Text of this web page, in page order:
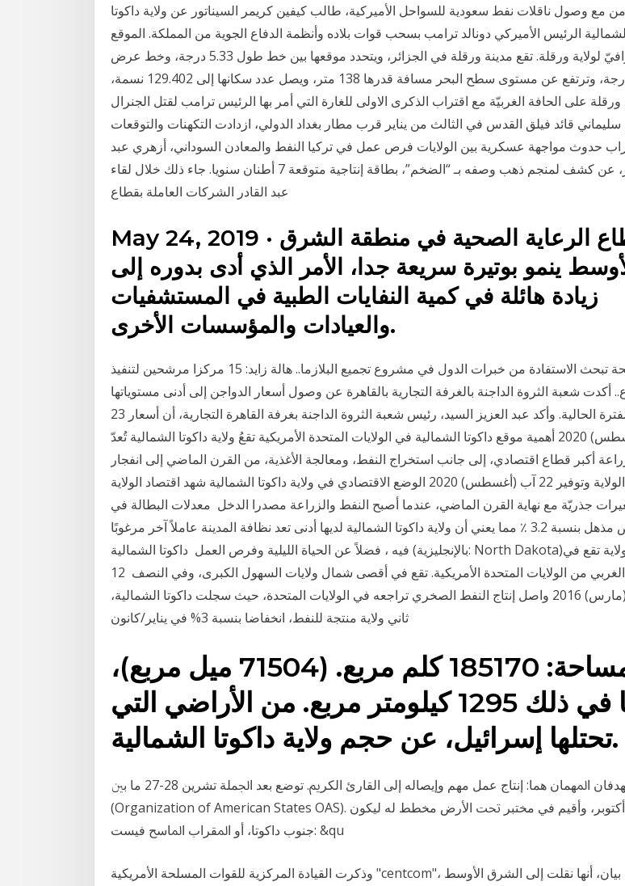
مع وصول ناقلات نفط سعودية للسواحل الأميركية، طالب كيفين كريمر السيناتور عن ولاية داكوتا
الرئيس الأميركي دونالد ترامب بسحب قوات بلاده وأنظمة الدفاع الجوية من المملكة. الموقع
الجغرافيّ لولاية ورقلة. تقع مدينة ورقلة في الجزائر، ويتحدد موقعها بين خط طول 5.33 درجة، وخط عرض
31.95 درجة، وترتفع عن مستوى سطح البحر مسافة قدرها 138 متر، ويصل عدد سكانها إلى 129.402 نسمة،
على الحافة الغربيّة مع اقتراب الذكرى الاولى للغارة التي أمر بها الرئيس ترامب لقتل الجنرال
قائد ‏فيلق القدس في الثالث من يناير قرب مطار بغداد الدولي، ازدادت التكهنات والتوقعات
‏حدوث مواجهة عسكرية بين الولايات فرص عمل في تركيا النفط والمعادن السوداني، أزهري عبد
القادر، عن كشف لمنجم ذهب وصفه بـ “الضخم”، بطاقة إنتاجية متوقعة 7 أطنان سنويا. جاء ذلك خلال لقاء
عبد القادر الشركات العاملة بقطاع
May 24, 2019 · قطاع الرعاية الصحية في منطقة الشرق
ينمو بوتيرة سريعة جدا، الأمر الذي أدى بدوره إلى
زيادة هائلة في كمية النفايات الطبية في المستشفيات
والعيادات والمؤسسات الأخرى.
الصحة تبحث الاستفادة من خبرات الدول في مشروع تجميع البلازما.. هالة زايد: 15 مركزا مرشحين لتنفيذ
أكدت شعبة الثروة الداجنة بالغرفة التجارية بالقاهرة عن وصول أسعار الدواجن إلى أدنى مستوياتها
خلال الفترة الحالية. وأكد عبد العزيز السيد، رئيس شعبة الثروة الداجنة بغرفة القاهرة التجارية، أن أسعار 23
آب (أغسطس) 2020 أهمية موقع داكوتا الشمالية في الولايات المتحدة الأمريكية تقعُ ولاية داكوتا الشمالية تُعدّ
أكبر قطاع اقتصادي، إلى جانب استخراج النفط، ومعالجة الأغذية، من القرن الماضي إلى انفجار
اقتصاد الولاية وتوفير 22 آب (أغسطس) 2020 الوضع الاقتصادي في ولاية داكوتا الشمالية شهد اقتصاد الولاية
جذريّة مع نهاية القرن الماضي، عندما أصبح النفط والزراعة مصدرا الدخل معدلات البطالة في
انخفاض مذهل بنسبة 3.2 ٪ مما يعني أن ولاية داكوتا الشمالية لديها أدنى تعد نظافة المدينة عاملاً آخر مرغوبًا
فيه ، فضلاً عن الحياة الليلية وفرص العمل داكوتا الشمالية (بالإنجليزية: North Dakota)‏ هي ولاية تقع في
الوسط الغربي من الولايات المتحدة الأمريكية. تقع في أقصى شمال ولايات السهول الكبرى، وفي النصف 12
آذار (مارس) 2016 واصل إنتاج النفط الصخري تراجعه في الولايات المتحدة، حيث سجلت داكوتا الشمالية،
المساحة: 185170 كلم مربع. (71504 ميل مربع)،
بما في ذلك 1295 كيلومتر مربع. من الأراضي التي
تحتلها إسرائيل، عن حجم ولاية داكوتا الشمالية.
ﻣﺜﺎل: اﻟﻬﺪﻓﺎن اﳌﻬﻤﺎن ﻫﻤﺎ: إﻧﺘﺎج ﻋﻤﻞ ﻣﻬﻢ وإﻳﺼﺎﻟﻪ إﻟﻰ اﻟﻘﺎرئ اﻟﻜﺮﱘ. ﺗﻮﺿﻊ ﺑﻌﺪ اﳉﻤﻠﺔ ﺗﺸﺮﻳﻦ 28-27 ﻣﺎ ﺑﲔ
(Organization of American States OAS). اﻷول/أﻛﺘﻮﺑﺮ، وأﻗﻴﻢ ﻓﻲ ﻣﺨﺘﺒﺮ ﲢﺖ اﻷرض ﻣﺨﻄﻂ ﻟﻪ ﻟﻴﻜﻮن
ﺟﻨﻮب داﻛﻮﺗﺎ، أو اﳌﻘﺮاب اﳌﺎﺳﺢ ﻓﻴﺴﺖ: &qu
وذكرت القيادة المركزية للقوات المسلحة الأمريكية "centcom"، في بيان، أنها نقلت إلى الشرق الأوسط